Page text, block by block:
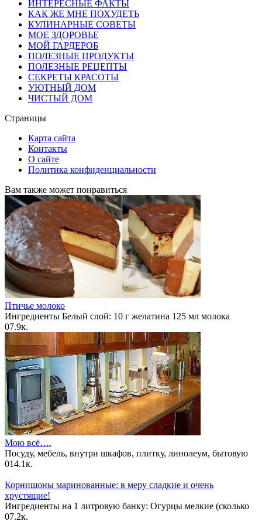
ИНТЕРЕСНЫЕ ФАКТЫ
КАК ЖЕ МНЕ ПОХУДЕТЬ
КУЛИНАРНЫЕ СОВЕТЫ
МОЕ ЗДОРОВЬЕ
МОЙ ГАРДЕРОБ
ПОЛЕЗНЫЕ ПРОДУКТЫ
ПОЛЕЗНЫЕ РЕЦЕПТЫ
СЕКРЕТЫ КРАСОТЫ
УЮТНЫЙ ДОМ
ЧИСТЫЙ ДОМ
Страницы
Карта сайта
Контакты
О сайте
Политика конфиденциальности
Вам также может понравиться
Птичье молоко
Ингредиенты Белый слой: 10 г желатина 125 мл молока
07.9к.
Мою всё….
Посуду, мебель, внутри шкафов, плитку, линолеум, бытовую
014.1к.
Корнишоны маринованные: в меру сладкие и очень
хрустящие!
Ингредиенты на 1 литровую банку: Огурцы мелкие (сколько
07.2к.